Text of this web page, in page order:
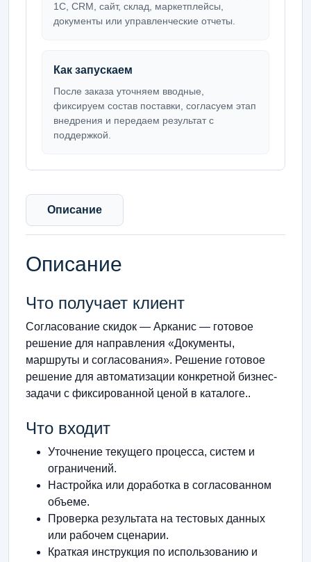
1С, CRM, сайт, склад, маркетплейсы,
документы или управленческие отчеты.
Как запускаем
После заказа уточняем вводные,
фиксируем состав поставки, согласуем этап
внедрения и передаем результат с
поддержкой.
Описание
Описание
Что получает клиент
Согласование скидок — Арканис — готовое
решение для направления «Документы,
маршруты и согласования». Решение готовое
решение для автоматизации конкретной бизнес-
задачи с фиксированной ценой в каталоге..
Что входит
Уточнение текущего процесса, систем и
ограничений.
Настройка или доработка в согласованном
объеме.
Проверка результата на тестовых данных
или рабочем сценарии.
Краткая инструкция по использованию и